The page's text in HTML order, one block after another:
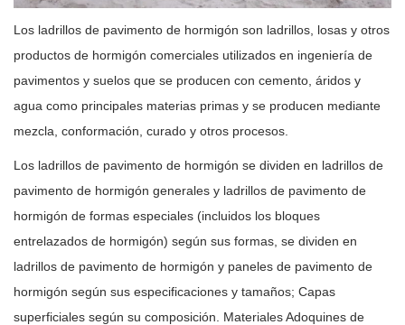
Los ladrillos de pavimento de hormigón son ladrillos, losas y otros
productos de hormigón comerciales utilizados en ingeniería de
pavimentos y suelos que se producen con cemento, áridos y
agua como principales materias primas y se producen mediante
mezcla, conformación, curado y otros procesos.
Los ladrillos de pavimento de hormigón se dividen en ladrillos de
pavimento de hormigón generales y ladrillos de pavimento de
hormigón de formas especiales (incluidos los bloques
entrelazados de hormigón) según sus formas, se dividen en
ladrillos de pavimento de hormigón y paneles de pavimento de
hormigón según sus especificaciones y tamaños; Capas
superficiales según su composición. Materiales Adoquines de